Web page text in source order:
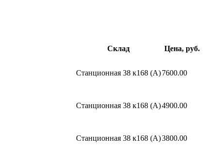
Склад
Цена, руб.
Станционная 38 к168 (A)7600.00
Станционная 38 к168 (A)4900.00
Станционная 38 к168 (A)3800.00